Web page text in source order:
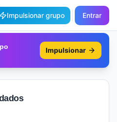
Impulsionar grupo Entrar
Impulsionar